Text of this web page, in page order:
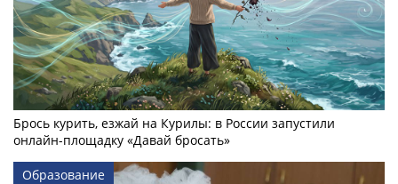
Брось курить, езжай на Курилы: в России запустили
онлайн-­площадку «Давай бросать»
Образование